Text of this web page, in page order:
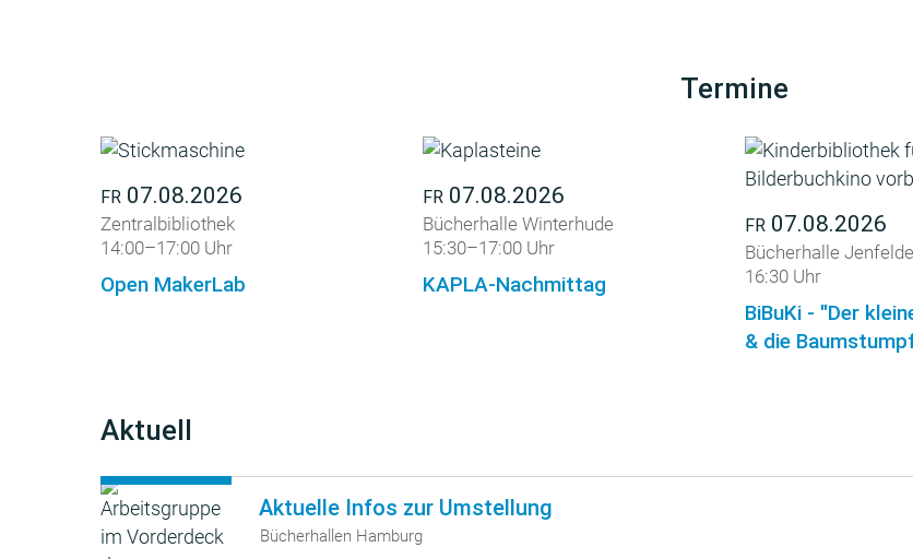
Termine
FR 07.08.2026
Zentralbibliothek
14:00–17:00 Uhr
Open MakerLab
FR 07.08.2026
Bücherhalle Winterhude
15:30–17:00 Uhr
KAPLA-Nachmittag
FR 07.08.2026
Bücherhalle
16:30 Uhr
BiBuKi - "Der
& die
Aktuell
Aktuelle Infos zur Umstellung
Bücherhallen Hamburg